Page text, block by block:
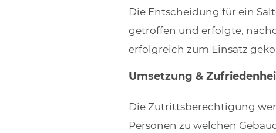
Die Entscheidung für ein
getroffen und erfolgte,
erfolgreich zum Einsatz
Umsetzung &
Die Zutrittsberechtigung
Personen zu welchen